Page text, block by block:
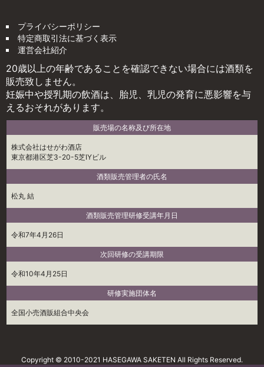
プライバシーポリシー
特定商取引法に基づく表示
運営会社紹介
20歳以上の年齢であることを確認できない場合には酒類を
販売致しません。
妊娠中や授乳期の飲酒は、胎児、乳児の発育に悪影響を与
えるおそれがあります。
販売場の名称及び所在地
株式会社はせがわ酒店
東京都港区芝3-20-5芝IYビル
酒類販売管理者の氏名
松丸 結
酒類販売管理研修受講年月日
令和7年4月26日
次回研修の受講期限
令和10年4月25日
研修実施団体名
全国小売酒販組合中央会
Copyright © 2010-2021 HASEGAWA SAKETEN All Rights Reserved.